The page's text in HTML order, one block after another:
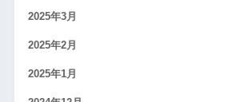
2025年3月
2025年2月
2025年1月